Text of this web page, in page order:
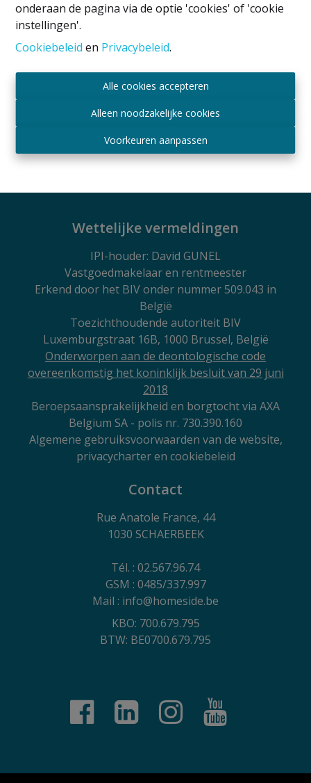
onderaan de pagina via de optie 'cookies' of 'cookie
instellingen'.
Cookiebeleid en Privacybeleid.
Alle cookies accepteren
Alleen noodzakelijke cookies
Voorkeuren aanpassen
Bureauruimte(s)
1082 Berchem-Sainte-Agathe|Ref: 2687
Wettelijke vermeldingen
IPI-houder: David GUNEL
Vastgoedmakelaar en rentmeester
Erkend door het BIV onder nummer 509.043 in
België
Toezichthoudende autoriteit BIV
Luxemburgstraat 16B, 1000 Brussel, België
Onderworpen aan de deontologische code
overeenkomstig het koninklijk besluit van 29 juni
2018
Beroepsaansprakelijkheid en borgtocht via AXA
Belgium SA - polis nr. 730.390.160
Algemene gebruiksvoorwaarden van de website,
privacycharter en cookiebeleid
Contact
Rue Anatole France, 44
1030 SCHAERBEEK
Tél. : 02.567.96.74
GSM : 0485/337.997
Mail : info@homeside.be
KBO: 700.679.795
BTW: BE0700.679.795